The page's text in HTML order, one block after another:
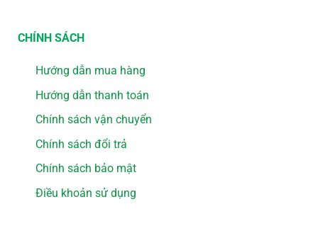
CHÍNH SÁCH
Hướng dẫn mua hàng
Hướng dẫn thanh toán
Chính sách vận chuyển
Chính sách đổi trả
Chính sách bảo mật
Điều khoản sử dụng